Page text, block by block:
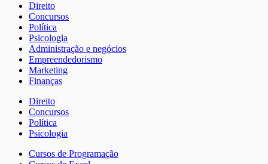
Direito
Concursos
Política
Psicologia
Administração e negócios
Empreendedorismo
Marketing
Finanças
Direito
Concursos
Política
Psicologia
Cursos de Programação